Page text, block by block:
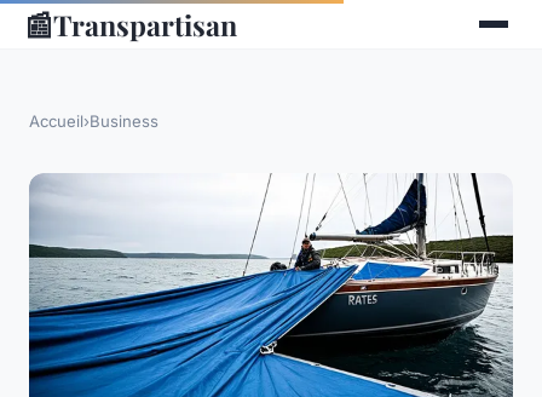
📰Transpartisan
Accueil›Business